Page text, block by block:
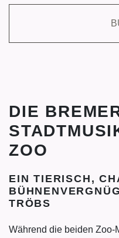
DIE
ZOO
EIN TIERISCH,
TRÖBS
Während die beiden Zoo-